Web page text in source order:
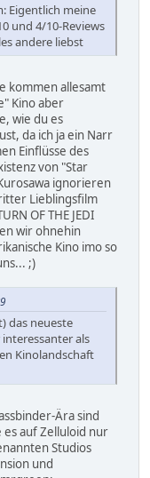
Eigentlich meine
und 4/10-Reviews
andere liebst
kommen allesamt
Kino aber
wie du es
da ich ja ein Narr
Einflüsse des
von "Star
ignorieren
Lieblingsfilm
OF THE JEDI
wir ohnehin
Kino imo so
;)
das neueste
als
Kinolandschaft
Ära sind
auf Zelluloid nur
Studios
und